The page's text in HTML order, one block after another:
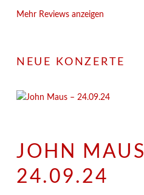
Mehr Reviews anzeigen
NEUE KONZERTE
JOHN
24.09.24